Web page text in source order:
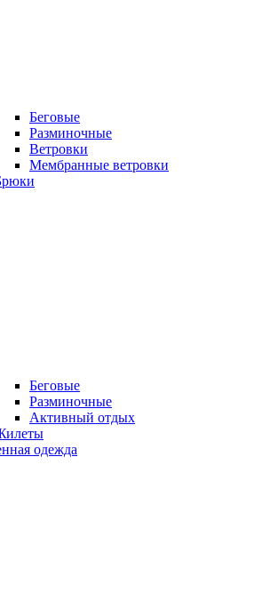
Беговые
Разминочные
Ветровки
Мембранные ветровки
Беговые
Разминочные
Активный отдых
одежда